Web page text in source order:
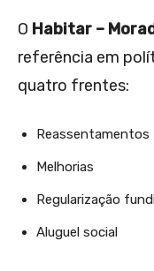
O Habitar –
referência em
quatro frentes:
Reassentamentos
Melhorias
Regularização
Aluguel social